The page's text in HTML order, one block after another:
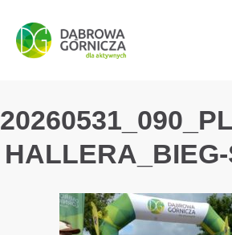
PRZEJDŹ DO MENU
PRZEJDŹ DO WYSZUKIWARKI
PRZEJDŹ DO TREŚCI